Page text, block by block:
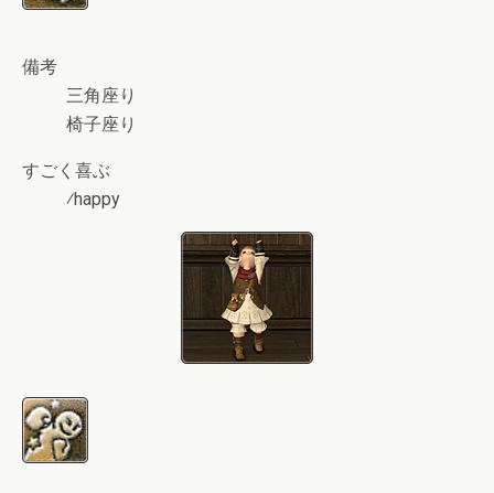
備考
三角座り
椅子座り
すごく喜ぶ
⁄happy